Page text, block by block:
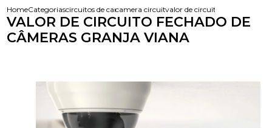
HomeCategoriascircuitos de camerascamera circuito fechadovalor de circuito fechado de
VALOR DE CIRCUITO FECHADO DE
CÂMERAS GRANJA VIANA